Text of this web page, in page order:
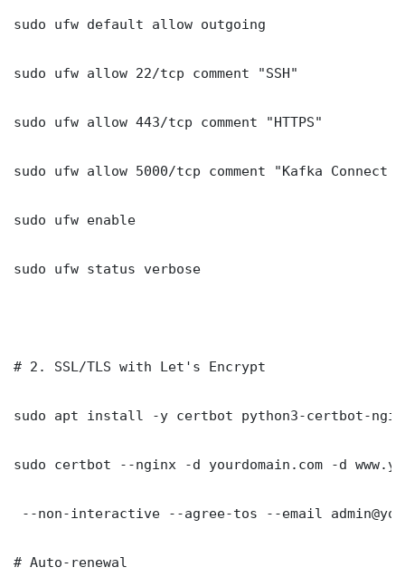
sudo ufw default allow outgoing
sudo ufw allow 22/tcp comment "SSH"
sudo ufw allow 443/tcp comment "HTTPS"
sudo ufw allow 5000/tcp comment "Kafka Connect
sudo ufw enable
sudo ufw status verbose
# 2. SSL/TLS with Let's Encrypt
sudo apt install -y certbot python3-certbot-
sudo certbot --nginx -d yourdomain.com -d
--non-interactive --agree-tos --email
# Auto-renewal